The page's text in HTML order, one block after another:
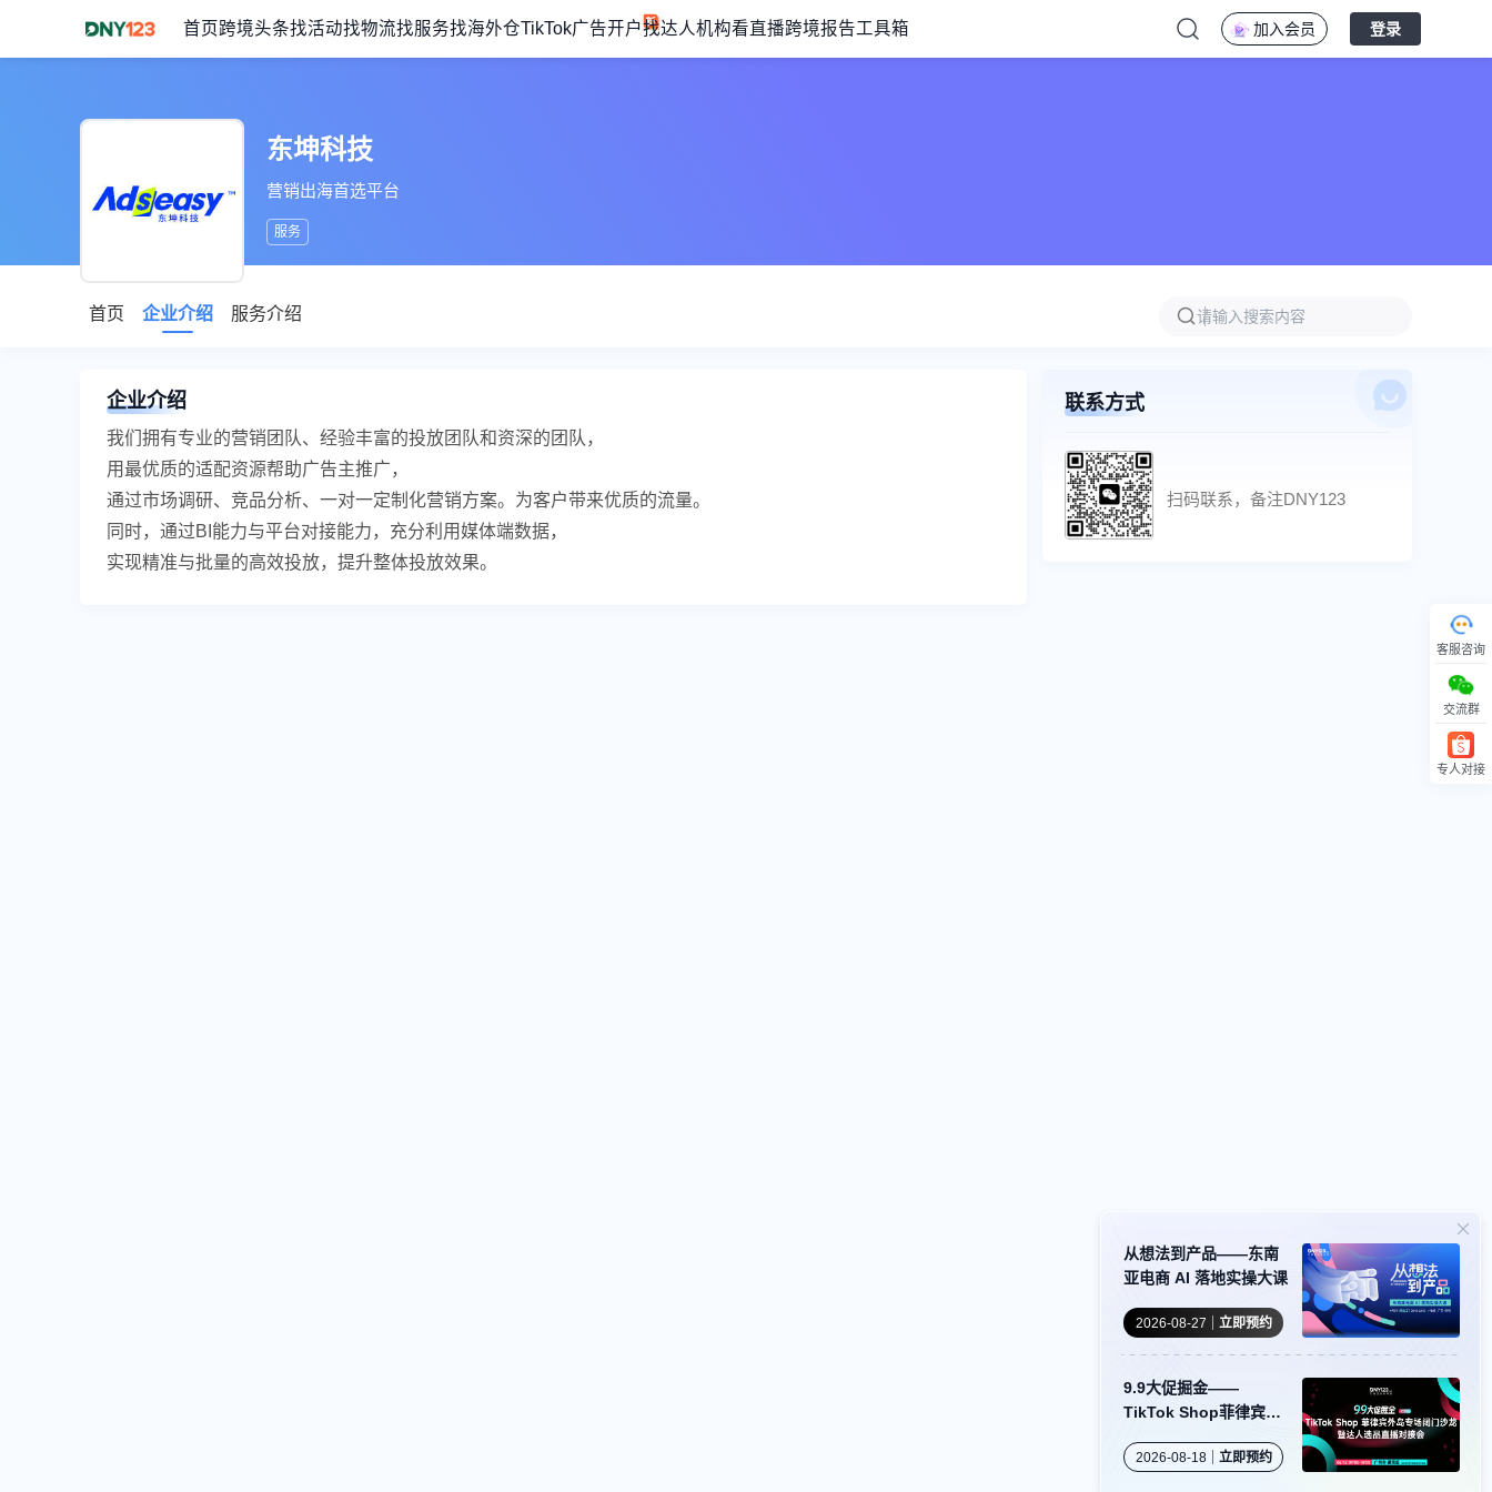
首页 跨境头条找活动找物流找服务找海外仓TikTok广告开户找达人机构看直播跨境报告工具箱 加入会员 登录
从想法到产品——东南
亚电商 AI 落地实操大课
2026-08-27 立即预约
9.9大促掘金——
TikTok Shop菲律宾外
选品直播对接会
2026-08-18 立即预约
东坤科技
营销出海首选平台
服务
首页 企业介绍 服务介绍
企业介绍
我们拥有专业的营销团队、经验丰富的投放团队和资深的团队，
用最优质的适配资源帮助广告主推广，
通过市场调研、竞品分析、一对一定制化营销方案。为客户带来优质的流量。
同时，通过BI能力与平台对接能力，充分利用媒体端数据，
实现精准与批量的高效投放，提升整体投放效果。
联系方式
扫码联系，备注DNY123
客服咨询
交流群
专人对接